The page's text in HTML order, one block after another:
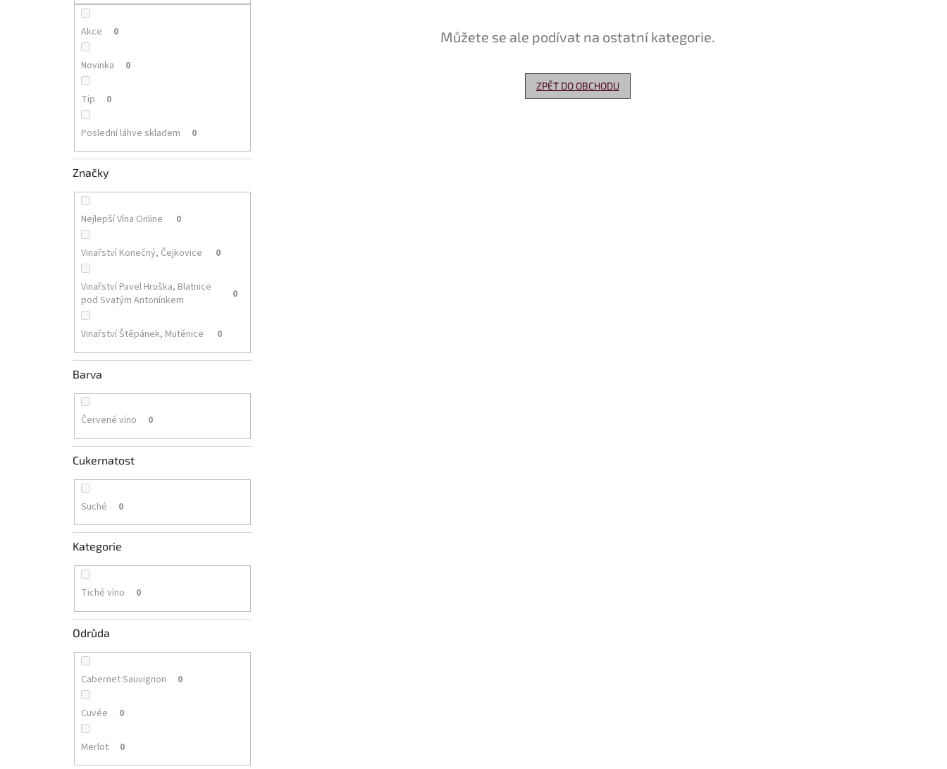
Akce 0
Novinka 0
Tip 0
Poslední láhve skladem 0
Značky
Nejlepší Vína Online 0
Vinařství Konečný, Čejkovice 0
Vinařství Pavel Hruška, Blatnice
pod Svatým Antonínkem
0
Vinařství Štěpánek, Mutěnice 0
Barva
Červené víno 0
Cukernatost
Suché 0
Kategorie
Tiché víno 0
Odrůda
Cabernet Sauvignon 0
Cuvée 0
Merlot 0
Můžete se ale podívat na ostatní kategorie.
ZPĚT DO OBCHODU